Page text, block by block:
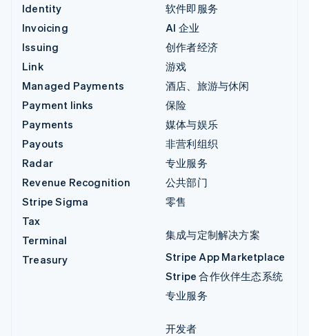
Identity
Invoicing
Issuing
Link
Managed Payments
Payment links
Payments
Payouts
Radar
Revenue Recognition
Stripe Sigma
Tax
Terminal
Treasury
软件即服务
AI 企业
创作者经济
游戏
酒店、旅游与休闲
保险
媒体与娱乐
非营利组织
专业服务
公共部门
零售
集成与定制解决方案
Stripe App Marketplace
Stripe 合作伙伴生态系统
专业服务
开发者